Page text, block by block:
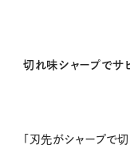
切れ味シャープでサ
「刃先がシャープで